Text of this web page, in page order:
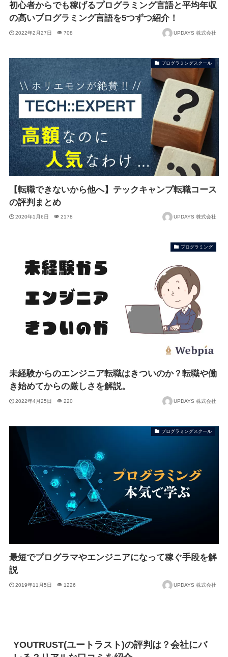
初心者からでも稼げるプログラミング言語と平均年収
の高いプログラミング言語を5つずつ紹介！
2022年2月27日 708 UPDAYS 株式会社
プログラミングスクール
【転職できないから他へ】テックキャンプ転職コース
の評判まとめ
2020年1月6日 2178 UPDAYS 株式会社
プログラミング
未経験からのエンジニア転職はきついのか？転職や働
き始めてからの厳しさを解説。
2022年4月25日 220 UPDAYS 株式会社
プログラミングスクール
最短でプログラマやエンジニアになって稼ぐ手段を解
説
2019年11月5日 1226 UPDAYS 株式会社
YOUTRUST(ユートラスト)の評判は？会社にバ